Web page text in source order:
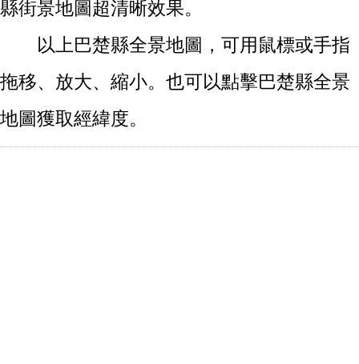
縣街景地圖超清晰效果。
以上巴楚縣全景地圖，可用鼠標或手指
拖移、放大、縮小。也可以點擊巴楚縣全景
地圖獲取經緯度。